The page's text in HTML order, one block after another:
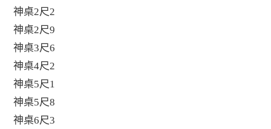
神桌2尺2
神桌2尺9
神桌3尺6
神桌4尺2
神桌5尺1
神桌5尺8
神桌6尺3